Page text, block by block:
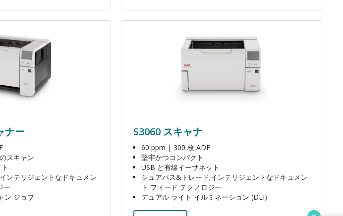
ナー
スキャン
ンテリジェントなドキュメン
ー
ン ジョブ
画像
S3060 スキャナ
60 ppm | 300 枚 ADF
堅牢かつコンパクト
USB と有線イーサネット
シュアパス&トレード;インテリジェントなドキュメン
ト フィード テクノロジー
デュアル ライト イルミネーション (DLI)